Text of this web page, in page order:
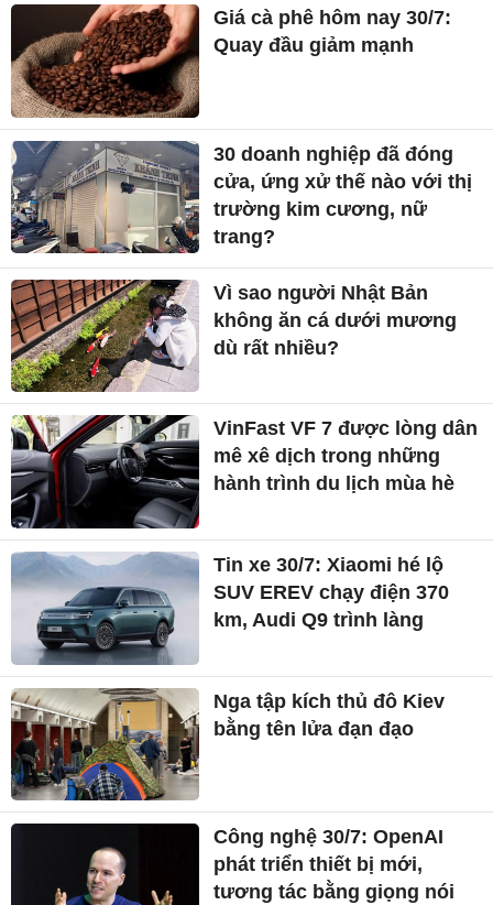
Giá cà phê hôm nay 30/7:
Quay đầu giảm mạnh
30 doanh nghiệp đã đóng
cửa, ứng xử thế nào với thị
trường kim cương, nữ
trang?
Vì sao người Nhật Bản
không ăn cá dưới mương
dù rất nhiều?
VinFast VF 7 được lòng dân
mê xê dịch trong những
hành trình du lịch mùa hè
Tin xe 30/7: Xiaomi hé lộ
SUV EREV chạy điện 370
km, Audi Q9 trình làng
Nga tập kích thủ đô Kiev
bằng tên lửa đạn đạo
Công nghệ 30/7: OpenAI
phát triển thiết bị mới,
tương tác bằng giọng nói